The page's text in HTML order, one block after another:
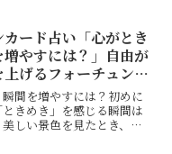
す。１、手術当日当日の
迎えの車...
ード占い「心がとき
増やすには？」自由が
げるフォーチュンフ
ドセラピスト
間を増やすには？初めに
きめき」を感じる瞬間は
しい景色を見たとき、お